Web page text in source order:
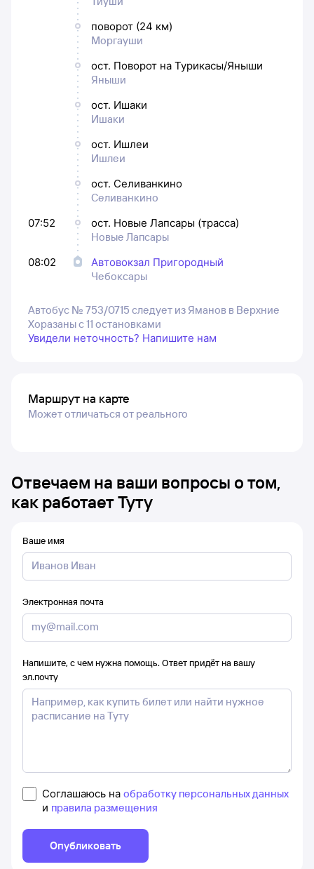
поворот (24 км)
Моргауши
ост. Поворот на Турикасы/Яныши
Яныши
ост. Ишаки
Ишаки
ост. Ишлеи
Ишлеи
ост. Селиванкино
Селиванкино
07:52
ост. Новые Лапсары (трасса)
Новые Лапсары
08:02
Автовокзал Пригородный
Чебоксары
Автобус № 753/0715 следует из Яманов в Верхние
Хоразаны с 11 остановками
Увидели неточность? Напишите нам
Маршрут на карте
Может отличаться от реального
Отвечаем на ваши вопросы о том,
как работает Туту
Ваше имя
Электронная почта
Напишите, с чем нужна помощь. Ответ придёт на вашу
эл.почту
Соглашаюсь на обработку персональных данных
и правила размещения
Опубликовать